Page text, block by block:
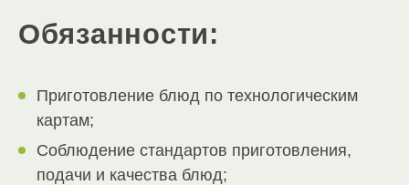
Обязанности:
Приготовление блюд по технологическим
картам;
Соблюдение стандартов приготовления,
подачи и качества блюд;